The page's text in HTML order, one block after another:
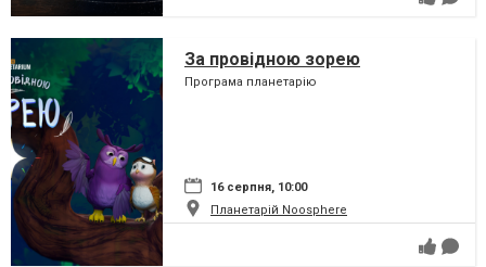
За провідною зорею
Програма планетарію
16 серпня, 10:00
Планетарій Noosphere